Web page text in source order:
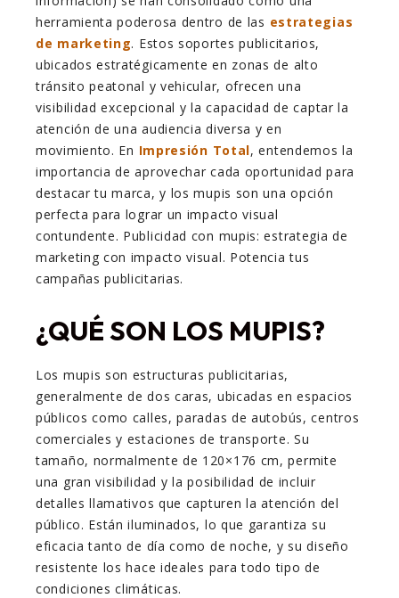
herramienta poderosa dentro de las estrategias
de marketing. Estos soportes publicitarios,
ubicados estratégicamente en zonas de alto
tránsito peatonal y vehicular, ofrecen una
visibilidad excepcional y la capacidad de captar la
atención de una audiencia diversa y en
movimiento. En Impresión Total, entendemos la
importancia de aprovechar cada oportunidad para
destacar tu marca, y los mupis son una opción
perfecta para lograr un impacto visual
contundente. Publicidad con mupis: estrategia de
marketing con impacto visual. Potencia tus
campañas publicitarias.
¿QUÉ SON LOS MUPIS?
Los mupis son estructuras publicitarias,
generalmente de dos caras, ubicadas en espacios
públicos como calles, paradas de autobús, centros
comerciales y estaciones de transporte. Su
tamaño, normalmente de 120×176 cm, permite
una gran visibilidad y la posibilidad de incluir
detalles llamativos que capturen la atención del
público. Están iluminados, lo que garantiza su
eficacia tanto de día como de noche, y su diseño
resistente los hace ideales para todo tipo de
condiciones climáticas.